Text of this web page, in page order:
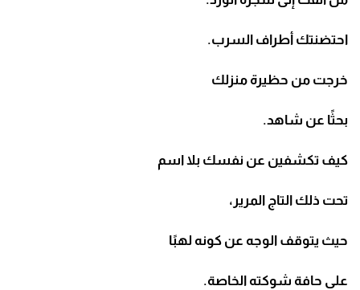
احتضنتك أطراف السرب.
خرجت من حظيرة منزلك
بحثًا عن شاهد.
كيف تكشفين عن نفسك بلا اسم
تحت ذلك التاج المرير،
حيث يتوقف الوجه عن كونه لهبًا
على حافة شوكته الخاصة.